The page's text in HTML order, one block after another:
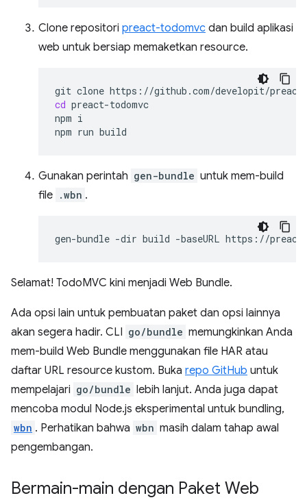
Clone repositori preact-todomvc dan build aplikasi
web untuk bersiap memaketkan resource.
git clone
cd preact-todomvc
npm i
npm run
Gunakan perintah gen-bundle untuk mem-build
file .wbn .
gen-bundle -dir build -baseURL https://preact-
Selamat! TodoMVC kini menjadi Web Bundle.
Ada opsi lain untuk pembuatan paket dan opsi lainnya
akan segera hadir. CLI go/bundle memungkinkan Anda
mem-build Web Bundle menggunakan file HAR atau
daftar URL resource kustom. Buka repo GitHub untuk
mempelajari go/bundle lebih lanjut. Anda juga dapat
mencoba modul Node.js eksperimental untuk bundling,
wbn . Perhatikan bahwa wbn masih dalam tahap awal
pengembangan.
Bermain-main dengan Paket Web